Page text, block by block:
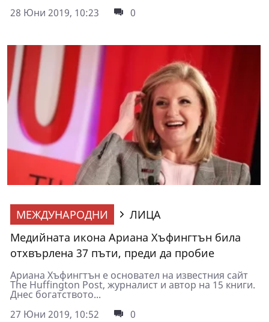
28 Юни 2019, 10:23
0
МЕЖДУНАРОДНИ
ЛИЦА
Медийната икона Ариана Хъфингтън била
отхвърлена 37 пъти, преди да пробие
Ариана Хъфингтън е основател на известния сайт
The Huffington Post, журналист и автор на 15 книги.
Днес богатството...
27 Юни 2019, 10:52
0